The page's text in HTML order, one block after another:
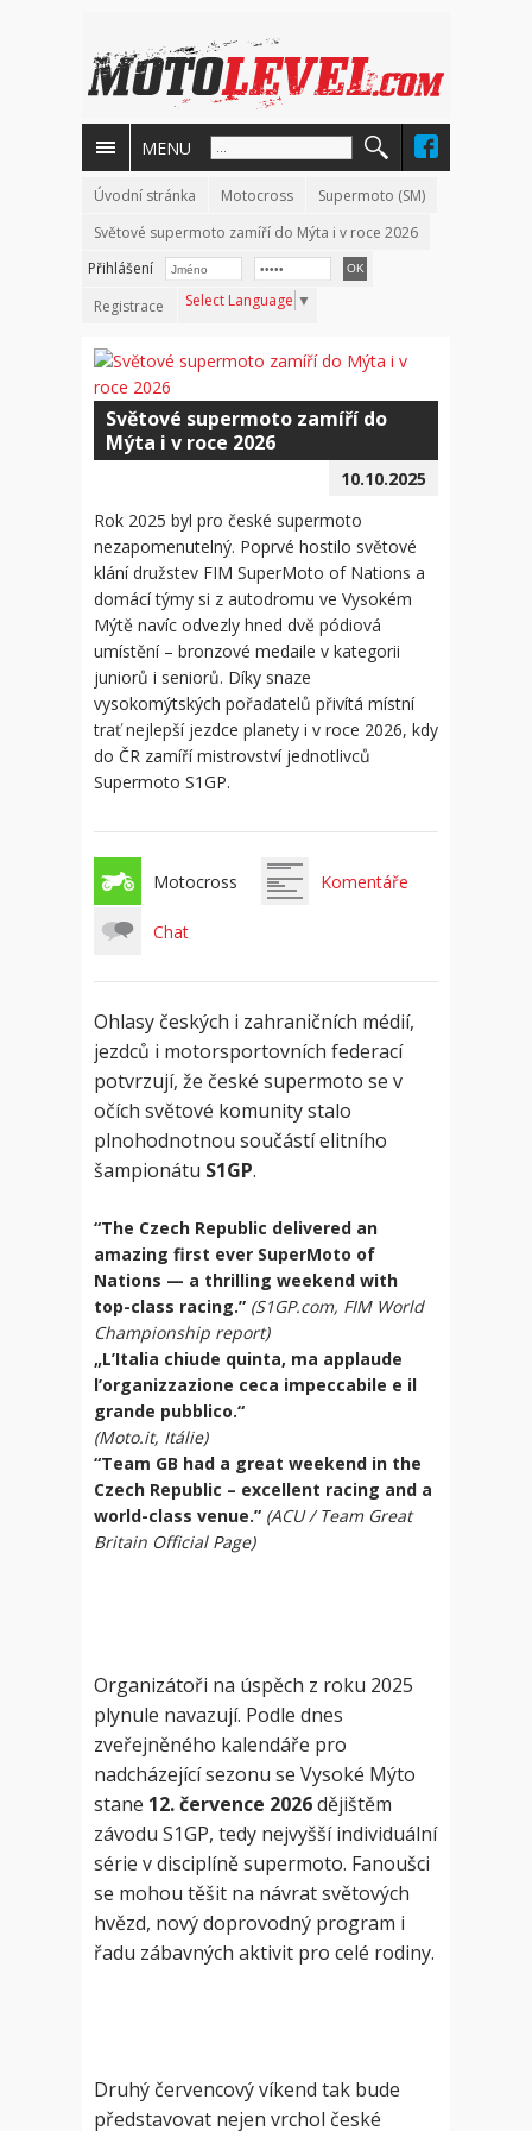
MENU
Úvodní stránka Motocross
Supermoto (SM)
Světové supermoto zamíří do Mýta i v roce 2026
Přihlášení
Registrace
Select Language ▼
Světové supermoto zamíří do
Mýta i v roce 2026
10.10.2025
Rok 2025 byl pro české supermoto
nezapomenutelný. Poprvé hostilo světové
klání družstev FIM SuperMoto of Nations a
domácí týmy si z autodromu ve Vysokém
Mýtě navíc odvezly hned dvě pódiová
umístění – bronzové medaile v kategorii
juniorů i seniorů. Díky snaze
vysokomýtských pořadatelů přivítá místní
trať nejlepší jezdce planety i v roce 2026, kdy
do ČR zamíří mistrovství jednotlivců
Supermoto S1GP.
Motocross Komentáře
Chat
Ohlasy českých i zahraničních médií,
jezdců i motorsportovních federací
potvrzují, že české supermoto se v
očích světové komunity stalo
plnohodnotnou součástí elitního
šampionátu S1GP.
“The Czech Republic delivered an
amazing first ever SuperMoto of
Nations — a thrilling weekend with
top-class racing.” (S1GP.com, FIM World
Championship report)
„L’Italia chiude quinta, ma applaude
l’organizzazione ceca impeccabile e il
grande pubblico.“
(Moto.it, Itálie)
“Team GB had a great weekend in the
Czech Republic – excellent racing and a
world-class venue.” (ACU / Team Great
Britain Official Page)
Organizátoři na úspěch z roku 2025
plynule navazují. Podle dnes
zveřejněného kalendáře pro
nadcházející sezonu se Vysoké Mýto
stane 12. července 2026dějištěm
závodu S1GP, tedy nejvyšší individuální
série v disciplíně supermoto. Fanoušci
se mohou těšit na návrat světových
hvězd, nový doprovodný program i
řadu zábavných aktivit pro celé rodiny.
Druhý červencový víkend tak bude
představovat nejen vrchol české